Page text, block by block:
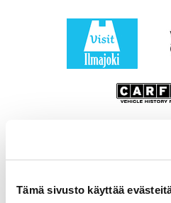
Tämä sivusto käyttää